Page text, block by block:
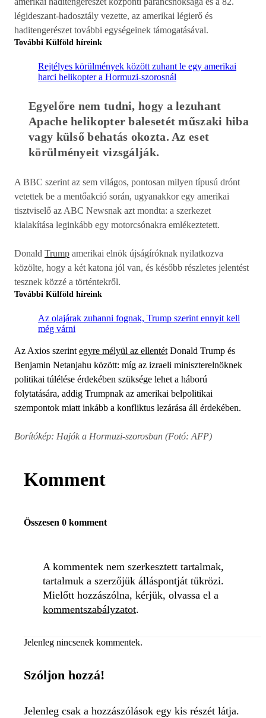
légideszant-hadosztály vezette, az amerikai légierő és
haditengerészet további egységeinek támogatásával.
További Külföld híreink
Rejtélyes körülmények között zuhant le egy amerikai
harci helikopter a Hormuzi-szorosnál
Egyelőre nem tudni, hogy a lezuhant
Apache helikopter balesetét műszaki hiba
vagy külső behatás okozta. Az eset
körülményeit vizsgálják.
A BBC szerint az sem világos, pontosan milyen típusú drónt
vetettek be a mentőakció során, ugyanakkor egy amerikai
tisztviselő az ABC Newsnak azt mondta: a szerkezet
kialakítása leginkább egy motorcsónakra emlékeztetett.
Donald Trump amerikai elnök újságíróknak nyilatkozva
közölte, hogy a két katona jól van, és később részletes jelentést
tesznek közzé a történtekről.
További Külföld híreink
Az olajárak zuhanni fognak, Trump szerint ennyit kell
még várni
Az Axios szerint egyre mélyül az ellentét Donald Trump és
Benjamin Netanjahu között: míg az izraeli miniszterelnöknek
politikai túlélése érdekében szüksége lehet a háború
folytatására, addig Trumpnak az amerikai belpolitikai
szempontok miatt inkább a konfliktus lezárása áll érdekében.
Borítókép: Hajók a Hormuzi-szorosban (Fotó: AFP)
Komment
Összesen 0 komment
A kommentek nem szerkesztett tartalmak,
tartalmuk a szerzőjük álláspontját tükrözi.
Mielőtt hozzászólna, kérjük, olvassa el a
kommentszabályzatot.
Jelenleg nincsenek kommentek.
Szóljon hozzá!
Jelenleg csak a hozzászólások egy kis részét látja.